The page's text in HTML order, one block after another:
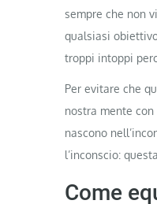
sempre che non
qualsiasi
troppi intoppi
Per evitare che
nostra mente
nascono
l’inconscio:
Come